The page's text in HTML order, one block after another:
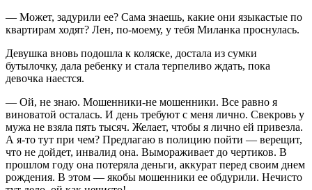
— Может, задурили ее? Сама знаешь, какие они языкастые по
квартирам ходят? Лен, по-моему, у тебя Миланка проснулась.
Девушка вновь подошла к коляске, достала из сумки
бутылочку, дала ребенку и стала терпеливо ждать, пока
девочка наестся.
— Ой, не знаю. Мошенники-не мошенники. Все равно я
виноватой осталась. И день требуют с меня лично. Свекровь у
мужа не взяла пять тысяч. Желает, чтобы я лично ей привезла.
А я-то тут при чем? Предлагаю в полицию пойти — верещит,
что не дойдет, инвалид она. Вымораживает до чертиков. В
прошлом году она потеряла деньги, аккурат перед своим днем
рождения. В этом — якобы мошенники ее обдурили. Нечисто